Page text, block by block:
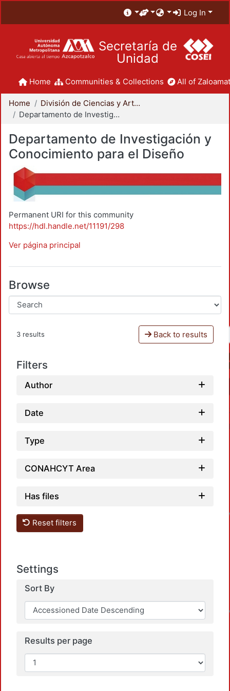
Log In
Secretaría de
Unidad
Home Communities & Collections All of
Home
División de Ciencias y Artes para el Diseño
Departamento de Investigación y Conocimiento para el Diseño
Departamento de Investigación y
Conocimiento para el Diseño
Permanent URI for this community
https://hdl.handle.net/11191/298
Ver página principal
Browse
3 results Back to results
Filters
Author
Date
Type
CONAHCYT Area
Has files
Reset filters
Settings
Sort By
Results per page